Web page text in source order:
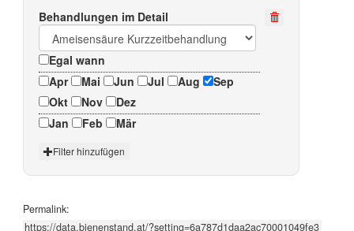
Behandlungen im Detail
Egal wann
Apr
Mai Jun Jul Aug
Sep
Okt
Nov
Dez
Jan
Feb Mär
Filter hinzufügen
Permalink: